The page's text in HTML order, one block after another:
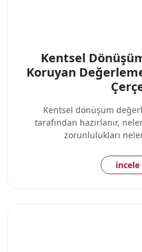
Kentsel
Koruyan
Kentsel dönüşüm
tarafından hazırlanır,
zorunlulukları
incele